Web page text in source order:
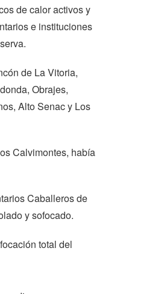
de calor activos y
e instituciones
de La Vitoria,
Obrajes,
Alto Senac y Los
Calvimontes, había
Caballeros de
y sofocado.
total del